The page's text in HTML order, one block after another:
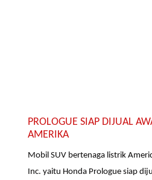
PROLOGUE SIAP DIJUAL
AMERIKA
Mobil SUV bertenaga listrik
Inc. yaitu Honda Prologue siap